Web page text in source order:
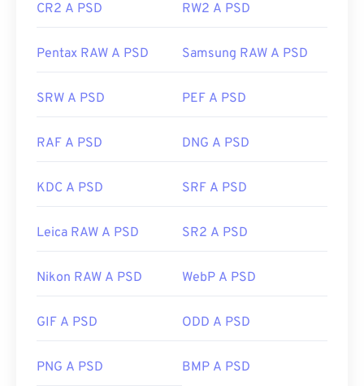
CR2 A PSD RW2 A PSD
Pentax RAW A PSD Samsung RAW A PSD
SRW A PSD PEF A PSD
RAF A PSD DNG A PSD
KDC A PSD SRF A PSD
Leica RAW A PSD SR2 A PSD
Nikon RAW A PSD WebP A PSD
GIF A PSD ODD A PSD
PNG A PSD BMP A PSD